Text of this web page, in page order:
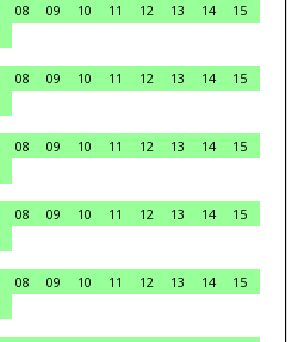
08 09 10 11 12 13 14
15
08 09 10 11 12 13 14
15
08 09 10 11 12 13 14
15
08 09 10 11 12 13 14
15
08 09 10 11 12 13 14
15